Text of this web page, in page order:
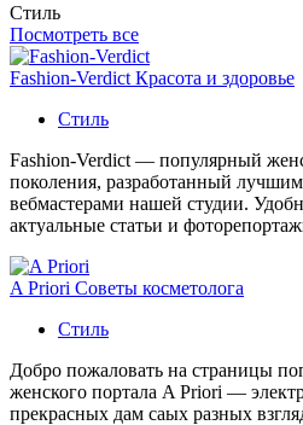
Стиль
Посмотреть все
Fashion-Verdict Красота и здоровье
Стиль
Fashion-Verdict — популярный
поколения, разработанный
вебмастерами нашей студии.
актуальные статьи и
A Priori Советы косметолога
Стиль
Добро пожаловать на страницы
женского портала A Priori —
прекрасных дам саых разных